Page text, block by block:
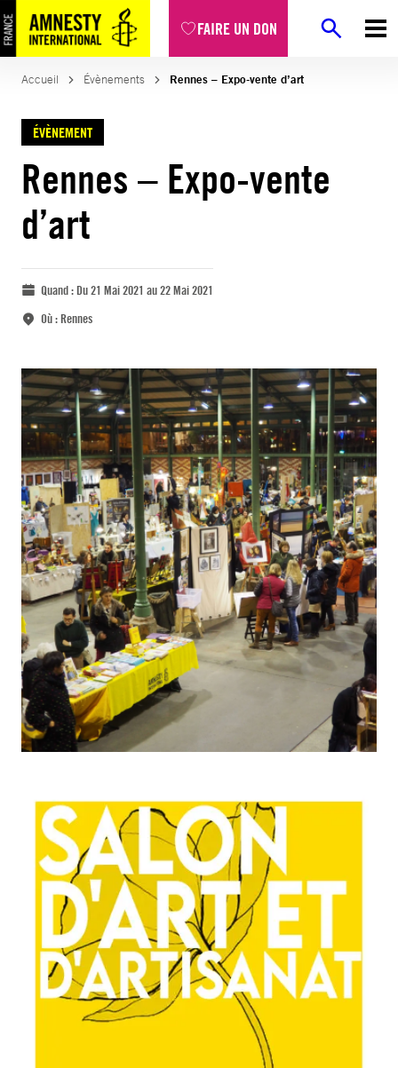
FAIRE UN DON
Accueil Évènements Rennes – Expo-vente d’art
ÉVÈNEMENT
Rennes – Expo-vente
d’art
Quand :Du 21 Mai 2021 au 22 Mai 2021
Où :Rennes